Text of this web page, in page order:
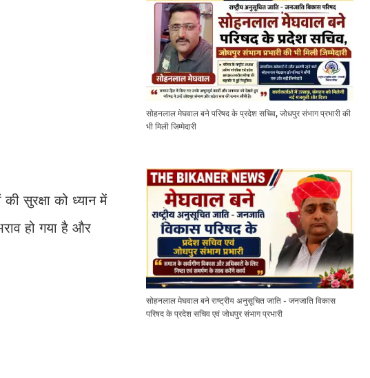
सुरक्षा को ध्यान में
हो गया है और
सोहनलाल मेघवाल बने परिषद के प्रदेश सचिव, जोधपुर संभाग प्रभारी की
भी मिली जिम्मेदारी
सोहनलाल मेघवाल बने राष्ट्रीय अनुसूचित जाति - जनजाति विकास
परिषद के प्रदेश सचिव एवं जोधपुर संभाग प्रभारी